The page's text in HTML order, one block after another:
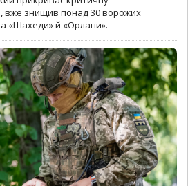
вже знищив понад 30 ворожих
«Шахеди» й «Орлани».